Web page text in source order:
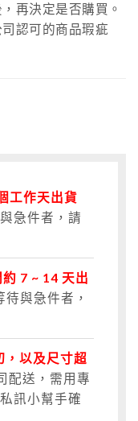
再決定是否購買。
認可的商品瑕疵
工作天出貨
急件者，請
7 ~ 14 天出
待與急件者，
，以及尺寸超
配送，需用專
訊小幫手確